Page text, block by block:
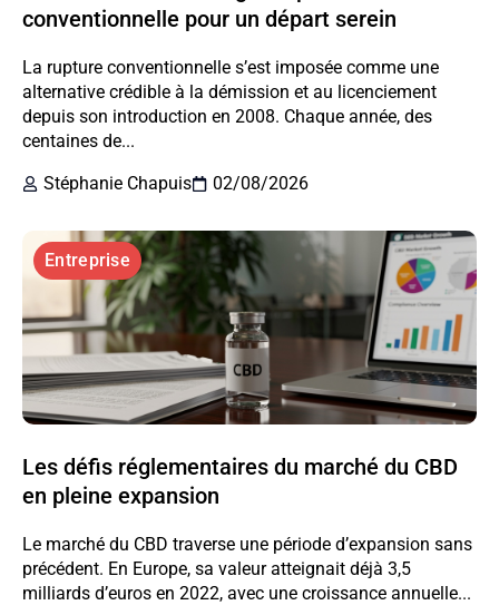
conventionnelle pour un départ serein
La rupture conventionnelle s’est imposée comme une
alternative crédible à la démission et au licenciement
depuis son introduction en 2008. Chaque année, des
centaines de...
Stéphanie Chapuis
02/08/2026
Entreprise
Les défis réglementaires du marché du CBD
en pleine expansion
Le marché du CBD traverse une période d’expansion sans
précédent. En Europe, sa valeur atteignait déjà 3,5
milliards d’euros en 2022, avec une croissance annuelle...